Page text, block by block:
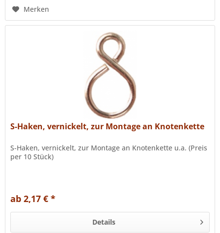
Merken
S-Haken, vernickelt, zur Montage an Knotenkette
S-Haken, vernickelt, zur Montage an Knotenkette u.a. (Preis
per 10 Stück)
ab 2,17 € *
Details